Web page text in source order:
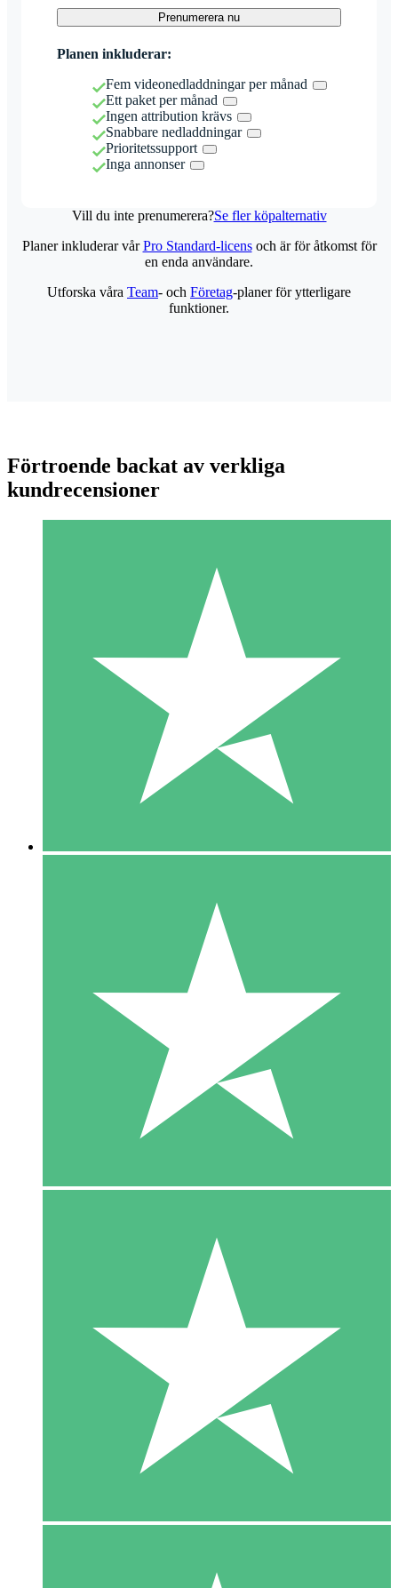
Prenumerera nu
Planen inkluderar:
Fem videonedladdningar per månad
Ett paket per månad
Ingen attribution krävs
Snabbare nedladdningar
Prioritetssupport
Inga annonser
Vill du inte prenumerera?Se fler köpalternativ
Individuella Kreditpaket
Betala per användning med nedladdningskrediter. Inget
1 Nedladdningar
10 00
10 Nedladdningar
20 00
Planer inkluderar vårPro Standard-licensoch är för åtkomst för
en enda användare.
Utforska våra Team- och Företag-planer för ytterligare
funktioner.
Förtroende backat av verkliga
kundrecensioner